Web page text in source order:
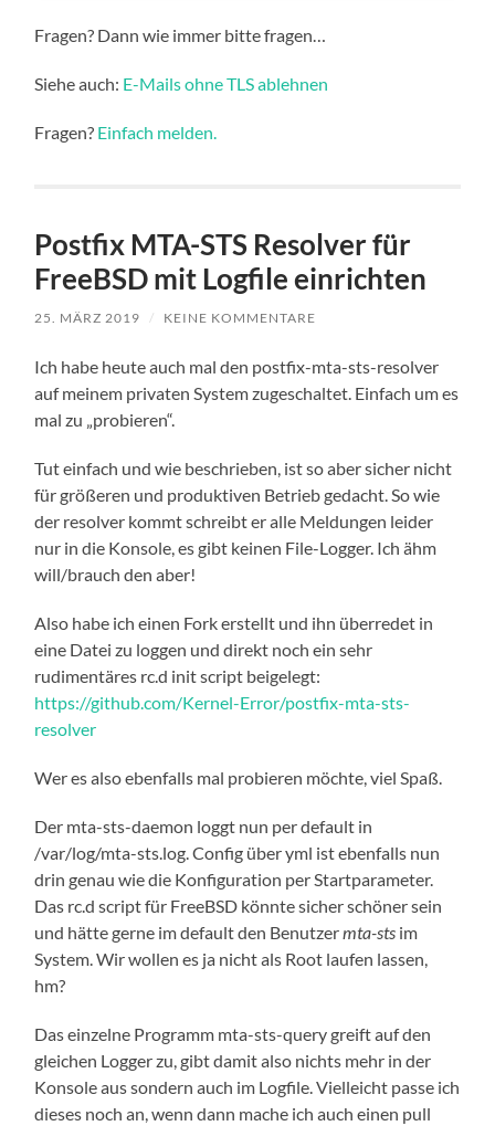
Fragen? Dann wie immer bitte fragen…
Siehe auch: E-Mails ohne TLS ablehnen
Fragen? Einfach melden.
Postfix MTA-STS Resolver für
FreeBSD mit Logfile einrichten
25. MÄRZ 2019 / KEINE KOMMENTARE
Ich habe heute auch mal den postfix-mta-sts-resolver
auf meinem privaten System zugeschaltet. Einfach um es
mal zu „probieren“.
Tut einfach und wie beschrieben, ist so aber sicher nicht
für größeren und produktiven Betrieb gedacht. So wie
der resolver kommt schreibt er alle Meldungen leider
nur in die Konsole, es gibt keinen File-Logger. Ich ähm
will/brauch den aber!
Also habe ich einen Fork erstellt und ihn überredet in
eine Datei zu loggen und direkt noch ein sehr
rudimentäres rc.d init script beigelegt:
https://github.com/Kernel-Error/postfix-mta-sts-
resolver
Wer es also ebenfalls mal probieren möchte, viel Spaß.
Der mta-sts-daemon loggt nun per default in
/var/log/mta-sts.log. Config über yml ist ebenfalls nun
drin genau wie die Konfiguration per Startparameter.
Das rc.d script für FreeBSD könnte sicher schöner sein
und hätte gerne im default den Benutzermta-sts im
System. Wir wollen es ja nicht als Root laufen lassen,
hm?
Das einzelne Programm mta-sts-query greift auf den
gleichen Logger zu, gibt damit also nichts mehr in der
Konsole aus sondern auch im Logfile. Vielleicht passe ich
dieses noch an, wenn dann mache ich auch einen pull